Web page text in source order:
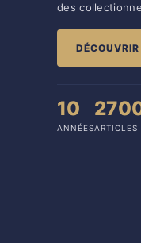
des
10
ANNÉESARTICLES